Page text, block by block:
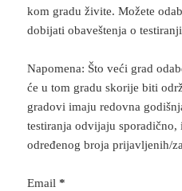
kom gradu živite. Možete
dobijati obaveštenja o
Napomena: Što veći grad
će u tom gradu skorije biti
gradovi imaju redovna
testiranja odvijaju
određenog broja prijavljenih/
Email*